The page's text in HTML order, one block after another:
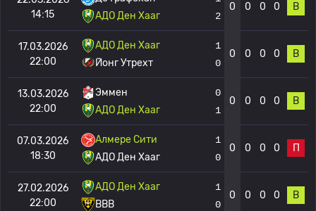
14:15
АДО Ден Хааг
2
0 0 0 0 В
17.03.2026
22:00
АДО Ден Хааг
Йонг Утрехт
1
0
0 0 0 0 В
13.03.2026
22:00
Эммен
АДО Ден Хааг
0
1
0 0 0 0 В
07.03.2026
18:30
Алмере Сити
АДО Ден Хааг
1
0
0 0 0 0 П
27.02.2026
22:00
АДО Ден Хааг
ВВВ
1
0
0 0 0 0 В